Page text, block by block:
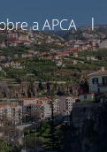
a APCA |